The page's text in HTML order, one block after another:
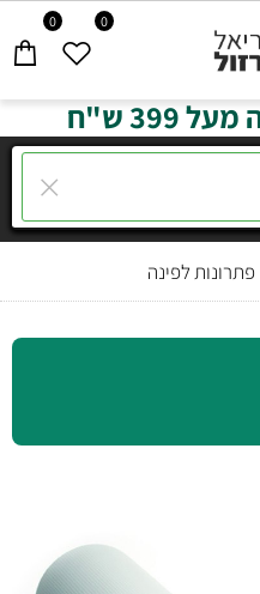
0 0
ש"ח
פתרונות לפינה